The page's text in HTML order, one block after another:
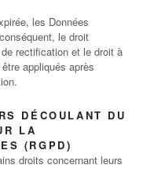
les Données
le droit
rectification et le droit à
appliqués après
DÉCOULANT DU
LA
(RGPD)
droits concernant leurs